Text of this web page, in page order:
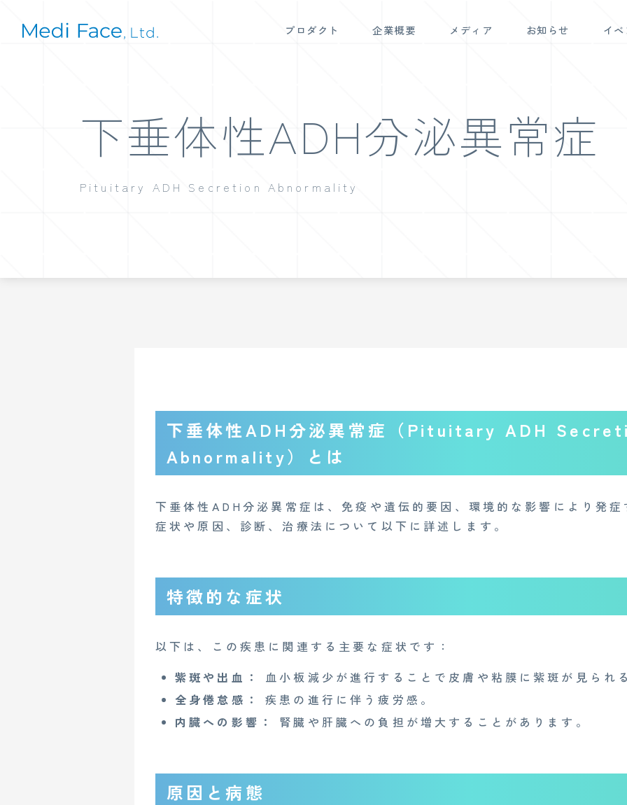
プロダクト 企業概要 メディア お知らせ イベ
下垂体性ADH分泌異常症
Pituitary ADH Secretion Abnormality
下垂体性ADH分泌異常症（Pituitary ADH
Abnormality）とは
下垂体性ADH分泌異常症は、免疫や遺伝的要因、環境的な影響により発症
症状や原因、診断、治療法について以下に詳述します。
特徴的な症状
以下は、この疾患に関連する主要な症状です：
紫斑や出血：
血小板減少が進行することで皮膚や粘膜に紫斑が見られ
全身倦怠感：
疾患の進行に伴う疲労感。
内臓への影響：
腎臓や肝臓への負担が増大することがあります。
原因と病態